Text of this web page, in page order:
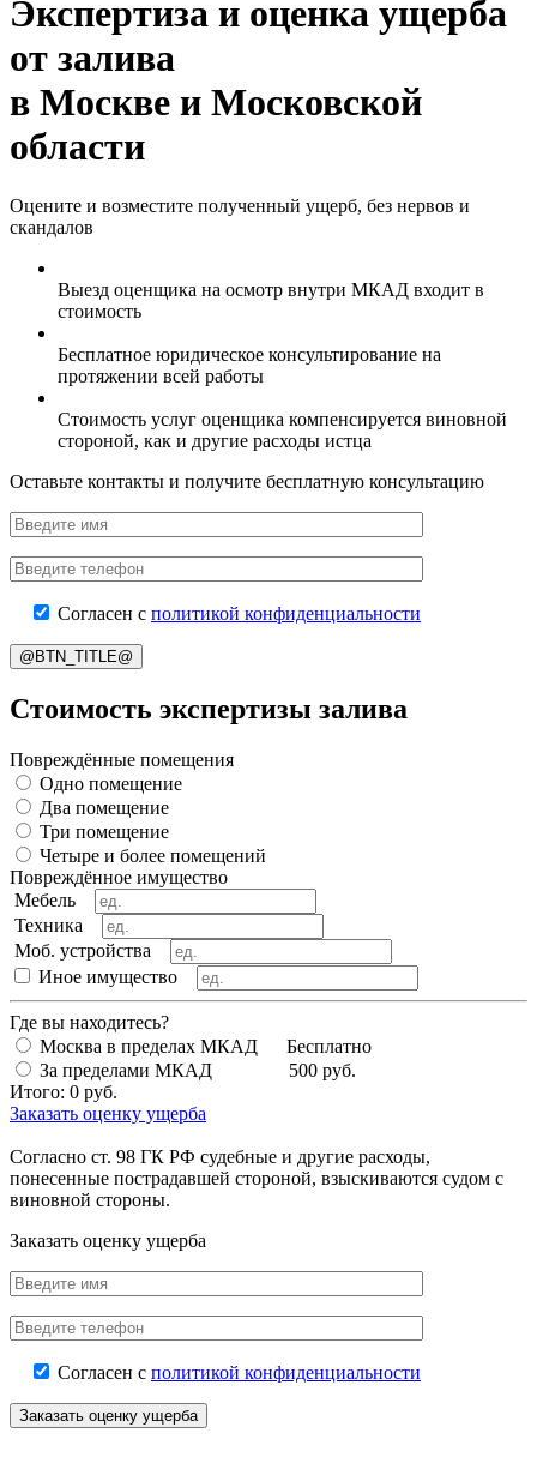
Экспертиза и оценка ущерба
от залива
в Москве и Московской
области
Оцените и возместите полученный ущерб, без нервов и
скандалов
Выезд оценщика на осмотр внутри МКАД входит в
стоимость
Бесплатное юридическое консультирование на
протяжении всей работы
Стоимость услуг оценщика компенсируется виновной
стороной, как и другие расходы истца
Оставьте контакты и получите бесплатную консультацию
Согласен с политикой конфиденциальности
@BTN_TITLE@
Стоимость экспертизы залива
Повреждённые помещения
Одно помещение
Два помещение
Три помещение
Четыре и более помещений
Повреждённое имущество
Мебель
Техника
Моб. устройства
Иное имущество
Где вы находитесь?
Москва в пределах МКАД
Бесплатно
За пределами МКАД
500 руб.
Итого: 0 руб.
Заказать оценку ущерба
Согласно ст. 98 ГК РФ судебные и другие расходы,
понесенные пострадавшей стороной, взыскиваются судом с
виновной стороны.
Заказать оценку ущерба
Согласен с политикой конфиденциальности
Заказать оценку ущерба